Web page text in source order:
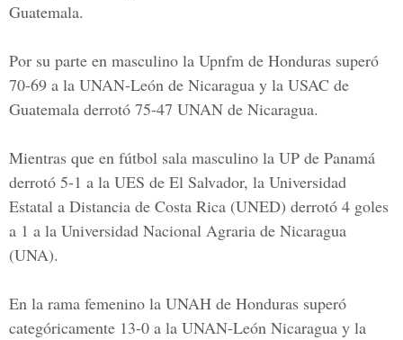
Guatemala.
Por su parte en masculino la Upnfm de Honduras superó
70-69 a la UNAN-León de Nicaragua y la USAC de
Guatemala derrotó 75-47 UNAN de Nicaragua.
Mientras que en fútbol sala masculino la UP de Panamá
derrotó 5-1 a la UES de El Salvador, la Universidad
Estatal a Distancia de Costa Rica (UNED) derrotó 4 goles
a 1 a la Universidad Nacional Agraria de Nicaragua
(UNA).
En la rama femenino la UNAH de Honduras superó
categóricamente 13-0 a la UNAN-León Nicaragua y la